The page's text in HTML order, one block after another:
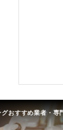
選 初めての中古